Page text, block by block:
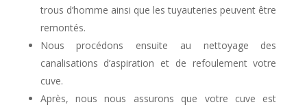
trous d’homme ainsi que les tuyauteries peuvent être
remontés.
Nous procédons ensuite au nettoyage des
canalisations d’aspiration et de refoulement votre
cuve.
Après, nous nous assurons que votre cuve est